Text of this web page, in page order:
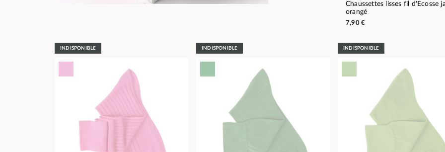
Chaussettes lisses fil d'Ecosse
orangé
7,90 €
INDISPONIBLE INDISPONIBLE INDISPONIBLE